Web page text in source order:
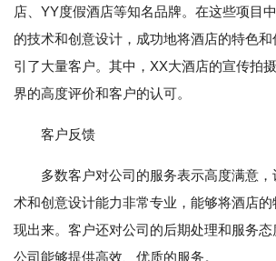
店、YY度假酒店等知名品牌。在这些项目
的技术和创意设计，成功地将酒店的特色
引了大量客户。其中，XX大酒店的宣传拍
界的高度评价和客户的认可。
客户反馈
多数客户对公司的服务表示高度满意
术和创意设计能力非常专业，能够将酒店
现出来。客户还对公司的后期处理和服务
公司能够提供高效、优质的服务。